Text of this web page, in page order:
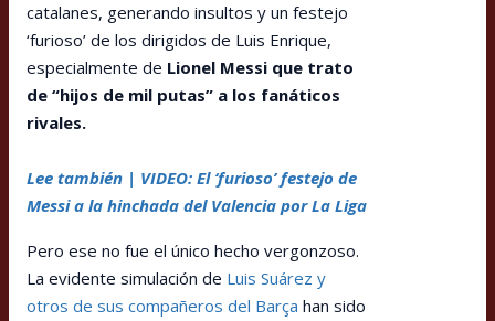
catalanes, generando insultos y un festejo
‘furioso’ de los dirigidos de Luis Enrique,
especialmente de Lionel Messi que trato
de “hijos de mil putas” a los fanáticos
rivales.
Lee también | VIDEO: El ‘furioso’ festejo de
Messi a la hinchada del Valencia por La Liga
Pero ese no fue el único hecho vergonzoso.
La evidente simulación de Luis Suárez y
otros de sus compañeros del Barça han sido